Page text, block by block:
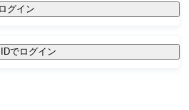
グイン
でログイン